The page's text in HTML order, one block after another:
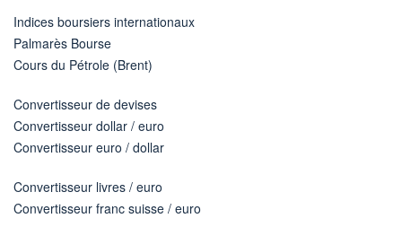
Indices boursiers internationaux
Palmarès Bourse
Cours du Pétrole (Brent)
Convertisseur de devises
Convertisseur dollar / euro
Convertisseur euro / dollar
Convertisseur livres / euro
Convertisseur franc suisse / euro